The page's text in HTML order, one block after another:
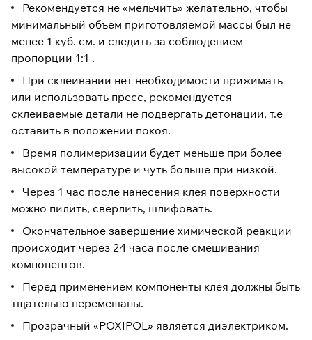
Рекомендуется не «мельчить» желательно, чтобы
минимальный объем приготовляемой массы был не
менее 1 куб. см. и следить за соблюдением
пропорции 1:1 .
При склеивании нет необходимости прижимать
или использовать пресс, рекомендуется
склеиваемые детали не подвергать детонации, т.е
оставить в положении покоя.
Время полимеризации будет меньше при более
высокой температуре и чуть больше при низкой.
Через 1 час после нанесения клея поверхности
можно пилить, сверлить, шлифовать.
Окончательное завершение химической реакции
происходит через 24 часа после смешивания
компонентов.
Перед применением компоненты клея должны быть
тщательно перемешаны.
Прозрачный «POXIPOL» является диэлектриком.